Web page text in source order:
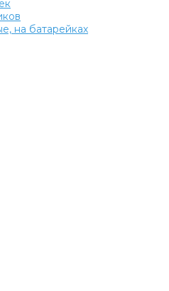
на батарейках